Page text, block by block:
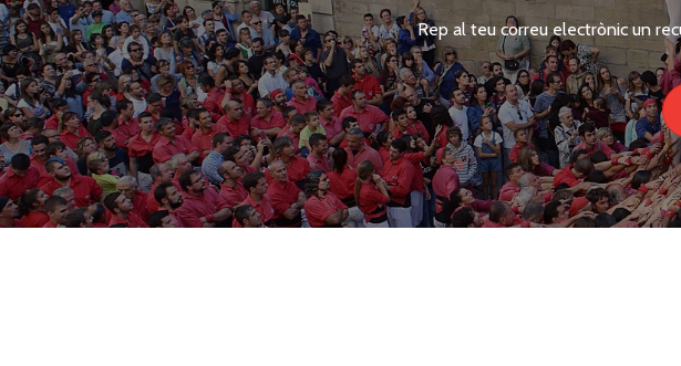
Rep al teu correu electrònic un